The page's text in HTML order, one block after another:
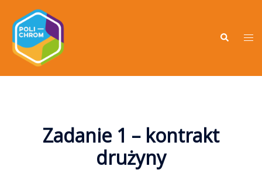
Zadanie 1 – kontrakt
drużyny